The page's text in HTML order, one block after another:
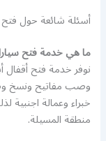
أسئلة شائعة حول
ما هي خدمة فتح
نوفر خدمة فتح أقفال
وصب مفاتيح ونسخ
خبراء وعمالة
منطقة المسيلة.